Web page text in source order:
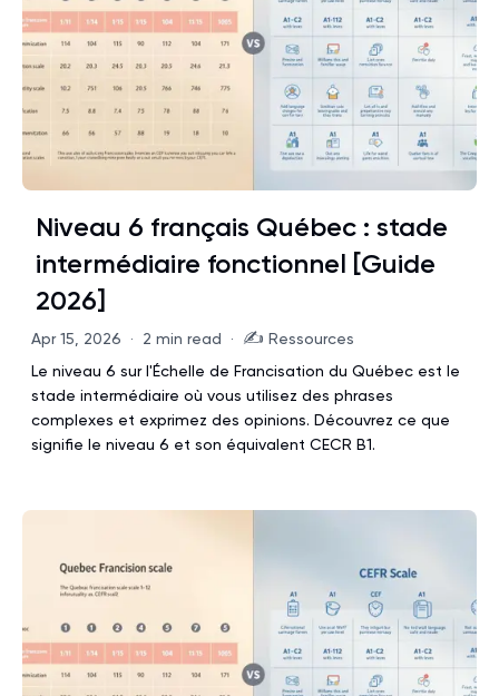
Niveau 6 français Québec : stade
intermédiaire fonctionnel [Guide
2026]
Apr 15, 2026 · 2 min read · ✍️ Ressources
Le niveau 6 sur l'Échelle de Francisation du Québec est le
stade intermédiaire où vous utilisez des phrases
complexes et exprimez des opinions. Découvrez ce que
signifie le niveau 6 et son équivalent CECR B1.